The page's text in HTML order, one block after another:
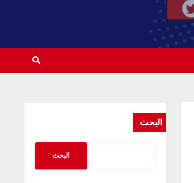
البحث
البحث